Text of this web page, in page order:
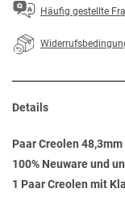
Häufig gestellte
Details
Paar Creolen
100% Neuware und
1 Paar Creolen mit